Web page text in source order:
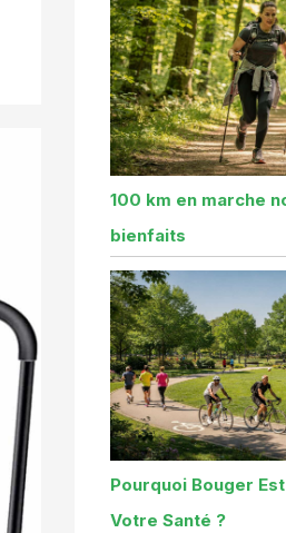
100 km en marche
bienfaits
Pourquoi Bouger
Votre Santé ?